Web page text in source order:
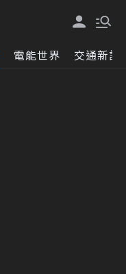
電能世界 交通新訊